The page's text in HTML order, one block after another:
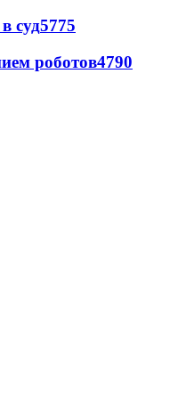
суд5775
роботов4790